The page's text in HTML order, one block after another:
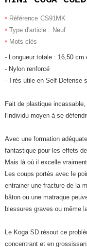
Référence CS91MK
Type d'article : Neuf
Mots clés
- Longueur totale : 16,50 cm
- Nylon renforcé
- Très utile en Self Defense
Fait de plastique incassable,
l'individu moyen à se
Avec une formation adéquate
fantastique pour les effets
Mais là où il excelle
Les coups portés avec le
entrainer une fracture de la
bâton ou une matraque
blessures graves ou même
Le Koga SD résout ce
concentrant et en